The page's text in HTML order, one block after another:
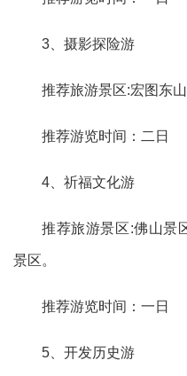
3、摄影探险游
推荐旅游景区:宏图东
推荐游览时间：二日
4、祈福文化游
推荐旅游景区:佛山景
景区。
推荐游览时间：一日
5、开发历史游